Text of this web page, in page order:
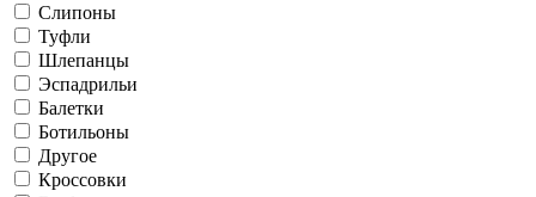
Слипоны
Туфли
Шлепанцы
Эспадрильи
Балетки
Ботильоны
Другое
Кроссовки